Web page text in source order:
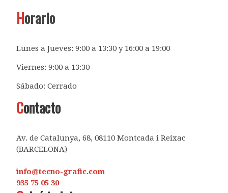
Horario
Lunes a Jueves: 9:00 a 13:30 y 16:00 a 19:00
Viernes: 9:00 a 13:30
Sábado: Cerrado
Contacto
Av. de Catalunya, 68, 08110 Montcada i Reixac
(BARCELONA)
info@tecno-grafic.com
935 75 05 30